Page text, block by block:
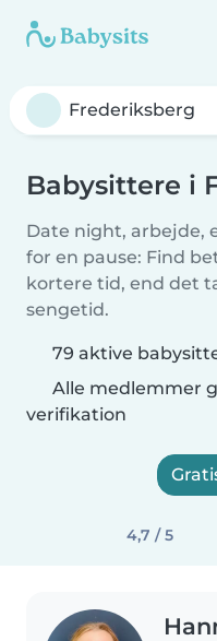
Babysittere i
Date night, arbejde,
for en pause: Find
kortere tid, end det
sengetid.
79 aktive
Alle medlemmer
verifikation
4,7 / 5